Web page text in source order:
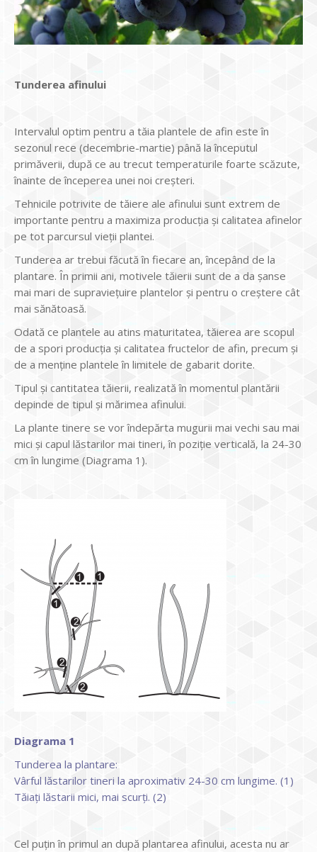
Tunderea afinului
Intervalul optim pentru a tăia plantele de afin este în
sezonul rece (decembrie-martie) până la începutul
primăverii, după ce au trecut temperaturile foarte scăzute,
înainte de începerea unei noi creșteri.
Tehnicile potrivite de tăiere ale afinului sunt extrem de
importante pentru a maximiza producția și calitatea afinelor
pe tot parcursul vieții plantei.
Tunderea ar trebui făcută în fiecare an, începând de la
plantare. În primii ani, motivele tăierii sunt de a da șanse
mai mari de supraviețuire plantelor și pentru o creștere cât
mai sănătoasă.
Odată ce plantele au atins maturitatea, tăierea are scopul
de a spori producția și calitatea fructelor de afin, precum și
de a menține plantele în limitele de gabarit dorite.
Tipul și cantitatea tăierii, realizată în momentul plantării
depinde de tipul și mărimea afinului.
La plante tinere se vor îndepărta mugurii mai vechi sau mai
mici și capul lăstarilor mai tineri, în poziție verticală, la 24-30
cm în lungime (Diagrama 1).
Diagrama 1
Tunderea la plantare:
Vârful lăstarilor tineri la aproximativ 24-30 cm lungime. (1)
Tăiați lăstarii mici, mai scurți. (2)
Cel puțin în primul an după plantarea afinului, acesta nu ar